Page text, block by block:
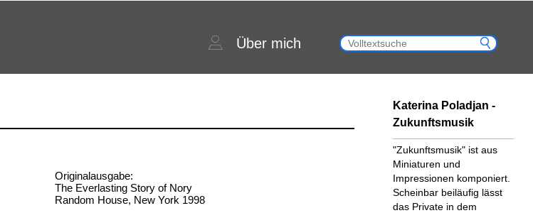
Über mich
Originalausgabe:
The Everlasting Story of Nory
Random House, New York 1998
Katerina Poladjan -
Zukunftsmusik
"Zukunftsmusik" ist aus
Miniaturen und
Impressionen komponiert.
Scheinbar beiläufig lässt
das Private in dem